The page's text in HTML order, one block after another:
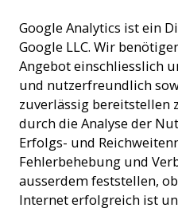
Google Analytics ist ein
Google LLC. Wir
Angebot einschliesslich
und nutzerfreundlich
zuverlässig bereitstellen
durch die Analyse der
Erfolgs- und
Fehlerbehebung und
ausserdem feststellen,
Internet erfolgreich ist